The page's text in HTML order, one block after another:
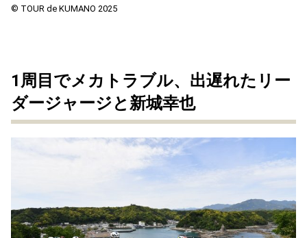
© TOUR de KUMANO 2025
1周目でメカトラブル、出遅れたリー
ダージャージと新城幸也